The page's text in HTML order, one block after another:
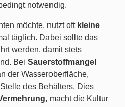
notwendig.
möchte, nutzt oft kleine
täglich. Dabei sollte das
werden, damit stets
Bei Sauerstoffmangel
der Wasseroberfläche,
des Behälters. Dies
, macht die Kultur